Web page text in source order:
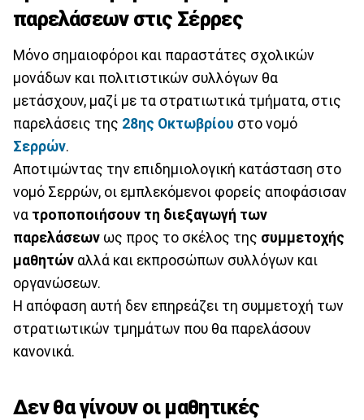
παρελάσεων στις Σέρρες
Μόνο σημαιοφόροι και παραστάτες σχολικών
μονάδων και πολιτιστικών συλλόγων θα
μετάσχουν, μαζί με τα στρατιωτικά τμήματα, στις
παρελάσεις της 28ης Οκτωβρίου στο νομό
Σερρών.
Αποτιμώντας την επιδημιολογική κατάσταση στο
νομό Σερρών, οι εμπλεκόμενοι φορείς αποφάσισαν
να τροποποιήσουν τη διεξαγωγή των
παρελάσεων ως προς το σκέλος της συμμετοχής
μαθητών αλλά και εκπροσώπων συλλόγων και
οργανώσεων.
Η απόφαση αυτή δεν επηρεάζει τη συμμετοχή των
στρατιωτικών τμημάτων που θα παρελάσουν
κανονικά.
Δεν θα γίνουν οι μαθητικές